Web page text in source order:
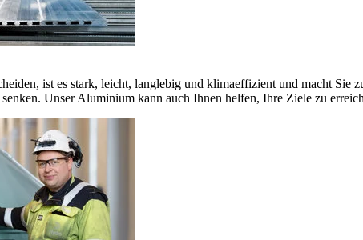
ist es stark, leicht, langlebig und klimaeffizient und macht Sie
Unser Aluminium kann auch Ihnen helfen, Ihre Ziele zu